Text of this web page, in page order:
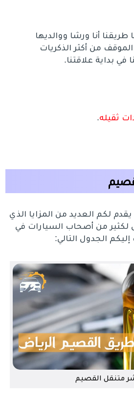
أنا ورشا ووالديها
من أكثر الذكريات
في بداية علاقتنا.
ثقيله.
يقدم لكم العديد من المزايا الذي
لكثير من أصحاب السيارات في
الجدول التالي:
متنقل القصيم